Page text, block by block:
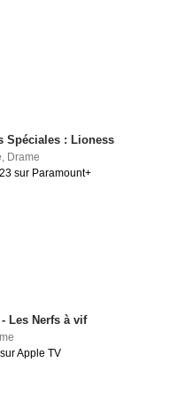
Spéciales : Lioness
Drame
sur Paramount+
- Les Nerfs à vif
Apple TV